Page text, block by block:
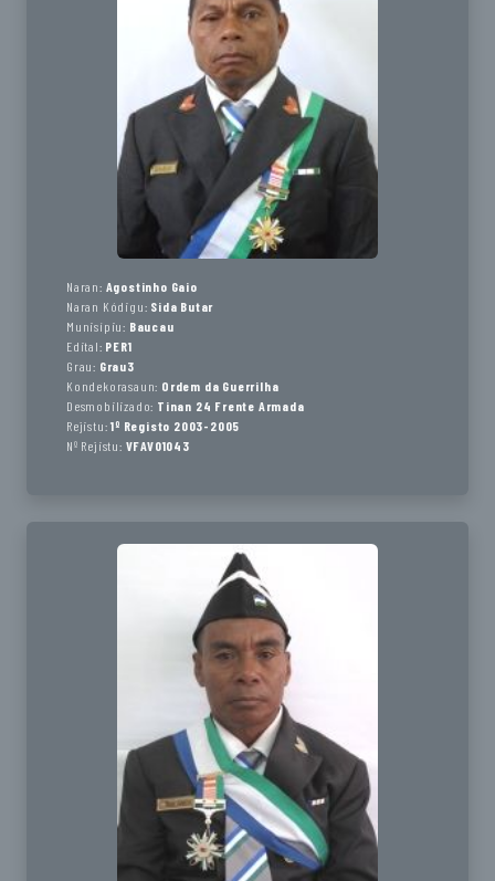
Naran: Agostinho Gaio
Naran Kódigu: Sida Butar
Munisípiu: Baucau
Edital: PER1
Grau: Grau3
Kondekorasaun: Ordem da Guerrilha
Desmobilizado: Tinan 24 Frente Armada
Rejistu: 1º Registo 2003-2005
Nº Rejistu: VFAV01043